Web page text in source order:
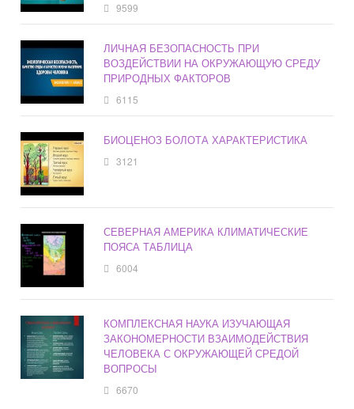
9599
ЛИЧНАЯ БЕЗОПАСНОСТЬ ПРИ
ВОЗДЕЙСТВИИ НА ОКРУЖАЮЩУЮ СРЕДУ
ПРИРОДНЫХ ФАКТОРОВ
6115
БИОЦЕНОЗ БОЛОТА ХАРАКТЕРИСТИКА
3121
СЕВЕРНАЯ АМЕРИКА КЛИМАТИЧЕСКИЕ
ПОЯСА ТАБЛИЦА
6004
КОМПЛЕКСНАЯ НАУКА ИЗУЧАЮЩАЯ
ЗАКОНОМЕРНОСТИ ВЗАИМОДЕЙСТВИЯ
ЧЕЛОВЕКА С ОКРУЖАЮЩЕЙ СРЕДОЙ
ВОПРОСЫ
6670